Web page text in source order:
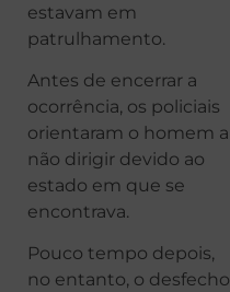
estavam em
patrulhamento.
Antes de encerrar a
ocorrência, os policiais
orientaram o homem a
não dirigir devido ao
estado em que se
encontrava.
Pouco tempo depois,
no entanto, o desfecho